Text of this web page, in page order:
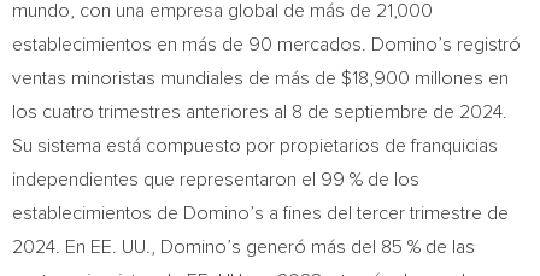
mundo, con una empresa global de más de 21,000
establecimientos en más de 90 mercados. Domino’s registró
ventas minoristas mundiales de más de $18,900 millones en
los cuatro trimestres anteriores al 8 de septiembre de 2024.
Su sistema está compuesto por propietarios de franquicias
independientes que representaron el 99 % de los
establecimientos de Domino’s a fines del tercer trimestre de
2024. En EE. UU., Domino’s generó más del 85 % de las